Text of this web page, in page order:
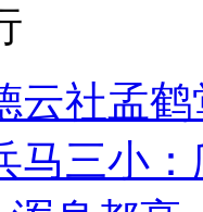
云社孟
马三小